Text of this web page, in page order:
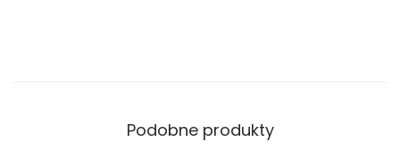
Podobne produkty